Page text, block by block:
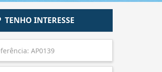
TENHO INTERESSE